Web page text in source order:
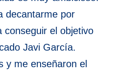
decantarme por
conseguir el objetivo
Javi García.
y me enseñaron el